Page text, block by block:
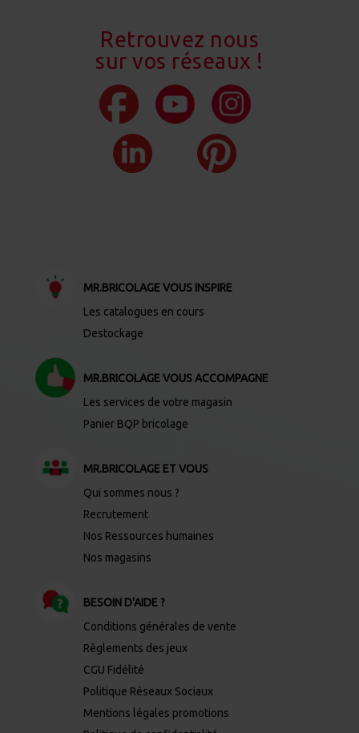
Retrouvez nous
sur vos réseaux !
MR.BRICOLAGE VOUS INSPIRE
Les catalogues en cours
Destockage
MR.BRICOLAGE VOUS ACCOMPAGNE
Les services de votre magasin
Panier BQP bricolage
MR.BRICOLAGE ET VOUS
Qui sommes nous ?
Recrutement
Nos Ressources humaines
Nos magasins
BESOIN D'AIDE ?
Conditions générales de vente
Règlements des jeux
CGU Fidélité
Politique Réseaux Sociaux
Mentions légales promotions